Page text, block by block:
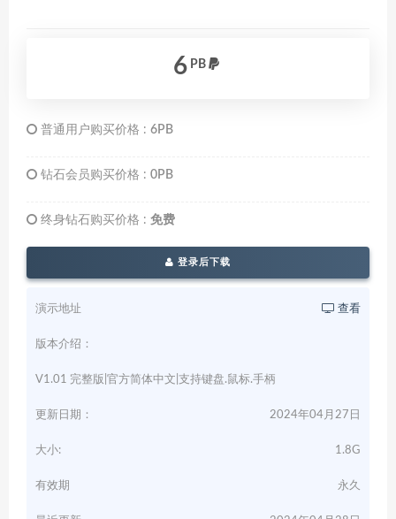
6 PB
普通用户购买价格 : 6PB
钻石会员购买价格 : 0PB
终身钻石购买价格 : 免费
登录后下载
演示地址 查看
版本介绍：
V1.01 完整版|官方简体中文|支持键盘.鼠标.手柄
更新日期： 2024年04月27日
大小: 1.8G
有效期 永久